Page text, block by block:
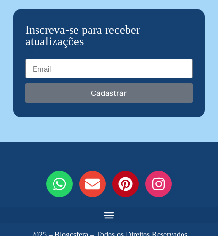
Inscreva-se para receber
atualizações
Cadastrar